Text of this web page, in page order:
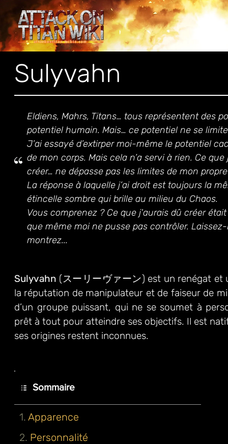
Sulyvahn
Eldiens, Mahrs, Titans… tous représentent des
potentiel humain. Mais… ce potentiel ne se
J’ai essayé d’extirper moi-même le potentiel
de mon corps. Mais cela n’a servi à rien. Ce que
créer… ne dépasse pas les limites de mon
La réponse à laquelle j’ai droit est toujours la
étincelle sombre qui brille au milieu du Chaos.
Vous comprenez ? Ce que j'aurais dû créer
que même moi ne pusse pas contrôler.
montrez...
Sulyvahn (スーリーヴァーン) est un renégat et
la réputation de manipulateur et de faiseur de
d’un groupe puissant, qui ne se soumet à
prêt à tout pour atteindre ses objectifs. Il est
ses origines restent inconnues.
Sommaire
1. Apparence
2. Personnalité